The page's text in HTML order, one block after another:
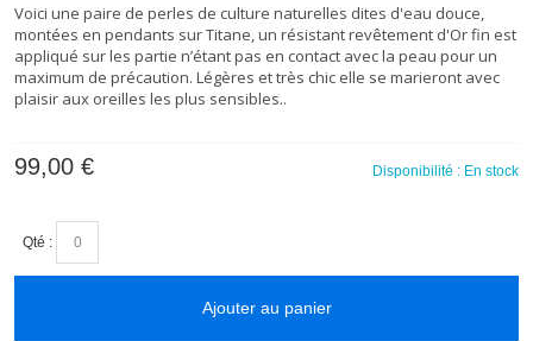
Voici une paire de perles de culture naturelles dites d'eau douce,
montées en pendants sur Titane, un résistant revêtement d'Or fin est
appliqué sur les partie n’étant pas en contact avec la peau pour un
maximum de précaution. Légères et très chic elle se marieront avec
plaisir aux oreilles les plus sensibles..
Disponibilité : En stock
99,00 €
Qté :
Ajouter au panier